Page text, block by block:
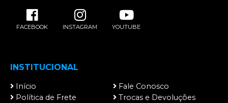
FACEBOOK INSTAGRAM YOUTUBE
INSTITUCIONAL
Início
Fale Conosco
Política de Frete
Trocas e Devoluções